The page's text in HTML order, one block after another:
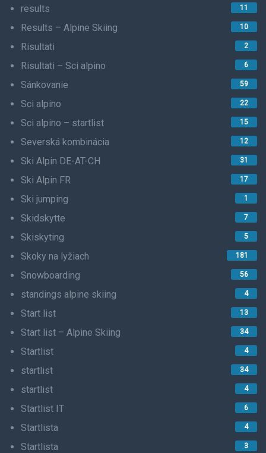
results 11
Results – Alpine Skiing 10
Risultati 2
Risultati – Sci alpino 6
Sánkovanie 59
Sci alpino 22
Sci alpino – startlist 15
Severská kombinácia 12
Ski Alpin DE-AT-CH 31
Ski Alpin FR 17
Ski jumping 1
Skidskytte 7
Skiskyting 5
Skoky na lyžiach 181
Snowboarding 56
standings alpine skiing 4
Start list 13
Start list – Alpine Skiing 34
Startlist 4
startlist 34
startlist 4
Startlist IT 6
Startlista 4
Startlista 3